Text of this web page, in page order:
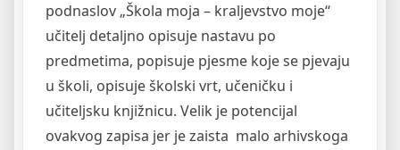
podnaslov „Škola moja – kraljevstvo moje“
učitelj detaljno opisuje nastavu po
predmetima, popisuje pjesme koje se pjevaju
u školi, opisuje školski vrt, učeničku i
učiteljsku knjižnicu. Velik je potencijal
ovakvog zapisa jer je zaista malo arhivskoga